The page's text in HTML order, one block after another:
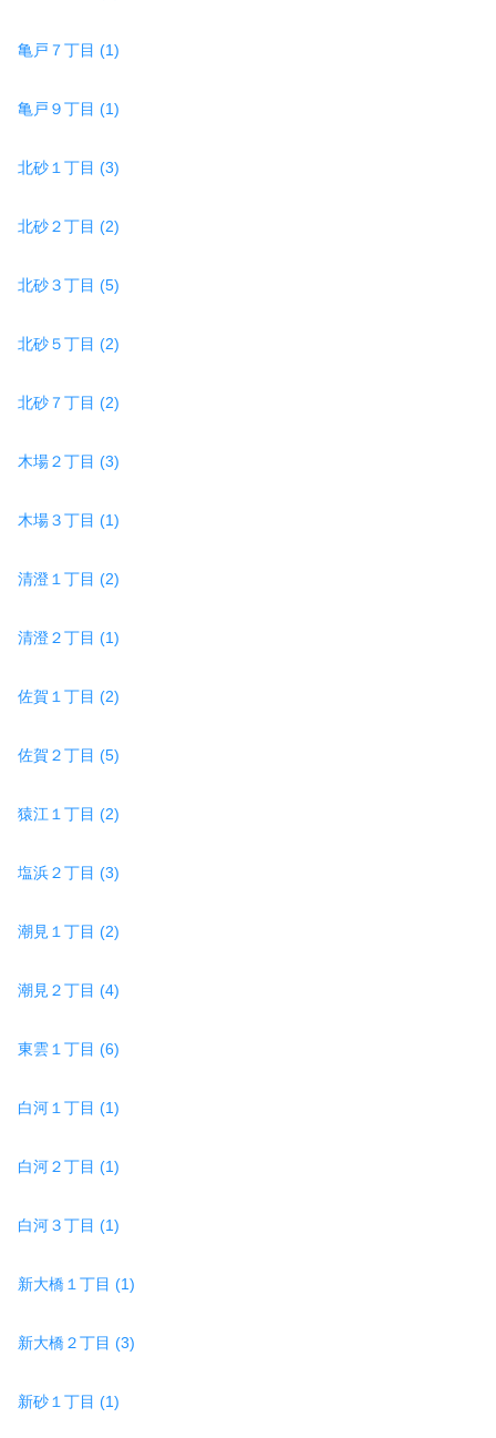
亀戸７丁目 (1)
亀戸９丁目 (1)
北砂１丁目 (3)
北砂２丁目 (2)
北砂３丁目 (5)
北砂５丁目 (2)
北砂７丁目 (2)
木場２丁目 (3)
木場３丁目 (1)
清澄１丁目 (2)
清澄２丁目 (1)
佐賀１丁目 (2)
佐賀２丁目 (5)
猿江１丁目 (2)
塩浜２丁目 (3)
潮見１丁目 (2)
潮見２丁目 (4)
東雲１丁目 (6)
白河１丁目 (1)
白河２丁目 (1)
白河３丁目 (1)
新大橋１丁目 (1)
新大橋２丁目 (3)
新砂１丁目 (1)